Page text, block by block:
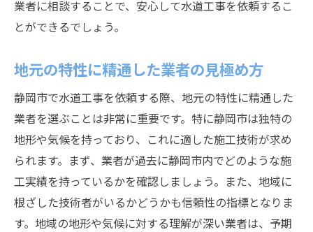
環境に優しい最新技術の利点
リモート監視技術の導入事例
持続可能な工事を目指す業者の選定
供する安心施工
地域密着型のサービスが求められる理由
地元住民からのフィードバックを活用
地域の伝統を尊重する施工スタイル
地域社会への貢献を考慮した施工
地域特性を生かした長寿命化技術
業者に相談することで、安心して水道工事を依頼するこ
とができるでしょう。
地元の特性に精通した業者の見極め方
静岡市で水道工事を依頼する際、地元の特性に精通した
業者を選ぶことは非常に重要です。特に静岡市は独特の
地形や気候を持っており、これに適した施工技術が求め
られます。まず、業者が過去に静岡市内でどのような施
工実績を持っているかを確認しましょう。また、地域に
根ざした技術者がいるかどうかも信頼性の指標となりま
す。地域の地形や気候に対する理解が深い業者は、予期